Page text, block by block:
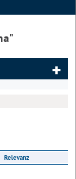
"
Relevanz